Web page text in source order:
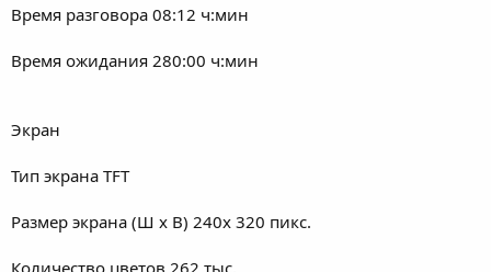
Время разговора 08:12 ч:мин
Время ожидания 280:00 ч:мин
Экран
Тип экрана TFT
Размер экрана (Ш х В) 240x 320 пикс.
Количество цветов 262 тыс.